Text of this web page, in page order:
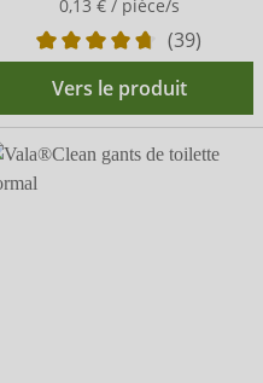
0,13 € / pièce/s
(39)
Vers le produit